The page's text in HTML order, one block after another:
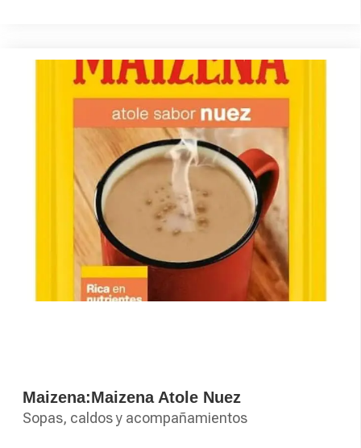
Maizena:Maizena Atole Nuez
Sopas, caldos y acompañamientos